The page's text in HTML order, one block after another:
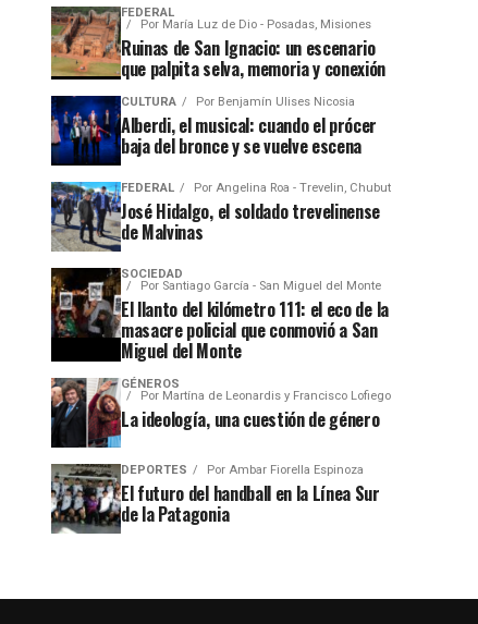
FEDERAL
Por María Luz de Dio - Posadas, Misiones
Ruinas de San Ignacio: un escenario
que palpita selva, memoria y conexión
CULTURA Por Benjamín Ulises Nicosia
Alberdi, el musical: cuando el prócer
baja del bronce y se vuelve escena
FEDERAL Por Angelina Roa - Trevelin, Chubut
José Hidalgo, el soldado trevelinense
de Malvinas
SOCIEDAD
Por Santiago García - San Miguel del Monte
El llanto del kilómetro 111: el eco de la
masacre policial que conmovió a San
Miguel del Monte
GÉNEROS
Por Martína de Leonardis y Francisco Lofiego
La ideología, una cuestión de género
DEPORTES Por Ambar Fiorella Espinoza
El futuro del handball en la Línea Sur
de la Patagonia